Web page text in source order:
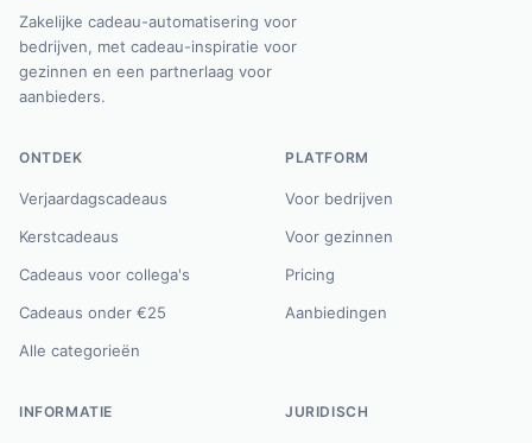
Zakelijke cadeau-automatisering voor
bedrijven, met cadeau-inspiratie voor
gezinnen en een partnerlaag voor
aanbieders.
ONTDEK
Verjaardagscadeaus
Kerstcadeaus
Cadeaus voor collega's
Cadeaus onder €25
Alle categorieën
PLATFORM
Voor bedrijven
Voor gezinnen
Pricing
Aanbiedingen
INFORMATIE JURIDISCH